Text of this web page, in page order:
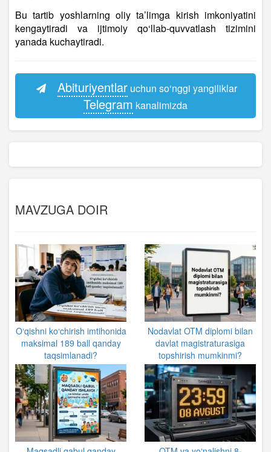
Bu tartib yoshlarning oliy ta’limga kirish imkoniyatini
kengaytiradi va ijtimoiy qo‘llab-quvvatlash tizimini
yanada kuchaytiradi.
Abituriyentlaruchun so‘nggi yangiliklar
Telegram kanalimizda
MAVZUGA DOIR
O‘qishni ko‘chirish imtihonida
maksimal 189 ball qanday
taqsimlanadi?
Nodavlat OTM diplomi bilan
davlat magistraturasiga
topshirish mumkinmi?